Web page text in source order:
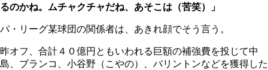
るのかね。ムチャクチャだね、あそこは（苦笑）」
パ・リーグ某球団の関係者は、あきれ顔でそう言う。
昨オフ、合計４０億円ともいわれる巨額の補強費を投じて中
島、ブランコ、小谷野（こやの）、バリントンなどを獲得した